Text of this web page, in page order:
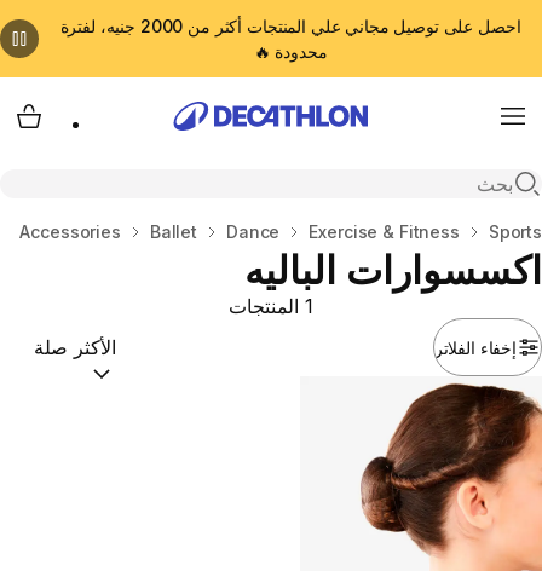
احصل على توصيل مجاني علي المنتجات أكثر من 2000 جنيه، لفترة
محدودة 🔥
Menu
Open search
المنزل
Sports
Exercise & Fitness
Dance
Ballet
Accessories
اكسسوارات الباليه
إخفاء الفلاتر
1 المنتجات
ترتيب حسب: